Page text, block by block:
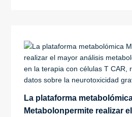
La plataforma
Metabolonpermite realizar